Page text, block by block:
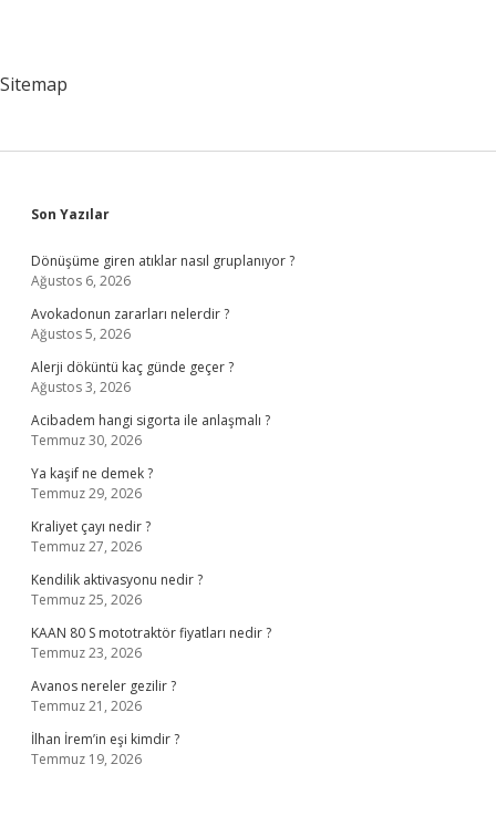
Sitemap
Sidebar
Son Yazılar
Dönüşüme giren atıklar nasıl gruplanıyor ?
Ağustos 6, 2026
Avokadonun zararları nelerdir ?
Ağustos 5, 2026
Alerji döküntü kaç günde geçer ?
Ağustos 3, 2026
Acibadem hangi sigorta ile anlaşmalı ?
Temmuz 30, 2026
Ya kaşif ne demek ?
Temmuz 29, 2026
Kraliyet çayı nedir ?
Temmuz 27, 2026
Kendilik aktivasyonu nedir ?
Temmuz 25, 2026
KAAN 80 S mototraktör fiyatları nedir ?
Temmuz 23, 2026
Avanos nereler gezilir ?
Temmuz 21, 2026
İlhan İrem’in eşi kimdir ?
Temmuz 19, 2026